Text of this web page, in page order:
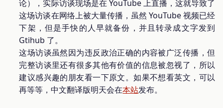
论），实际访谈现场是在 YouTube 上直播，这就导致了
这场访谈在网络上被大量传播，虽然 YouTube 视频已经
下架，但是手快的人早就备份，并且转录成文字发到
Gtihub 了。
这场访谈虽然因为违反政治正确的内容被广泛传播，但
完整访谈里还有很多其他有价值的信息被忽视了，所以
建议感兴趣的朋友看一下原文。如果不想看英文，可以
再等等，中文翻译版明天会在本站发布。